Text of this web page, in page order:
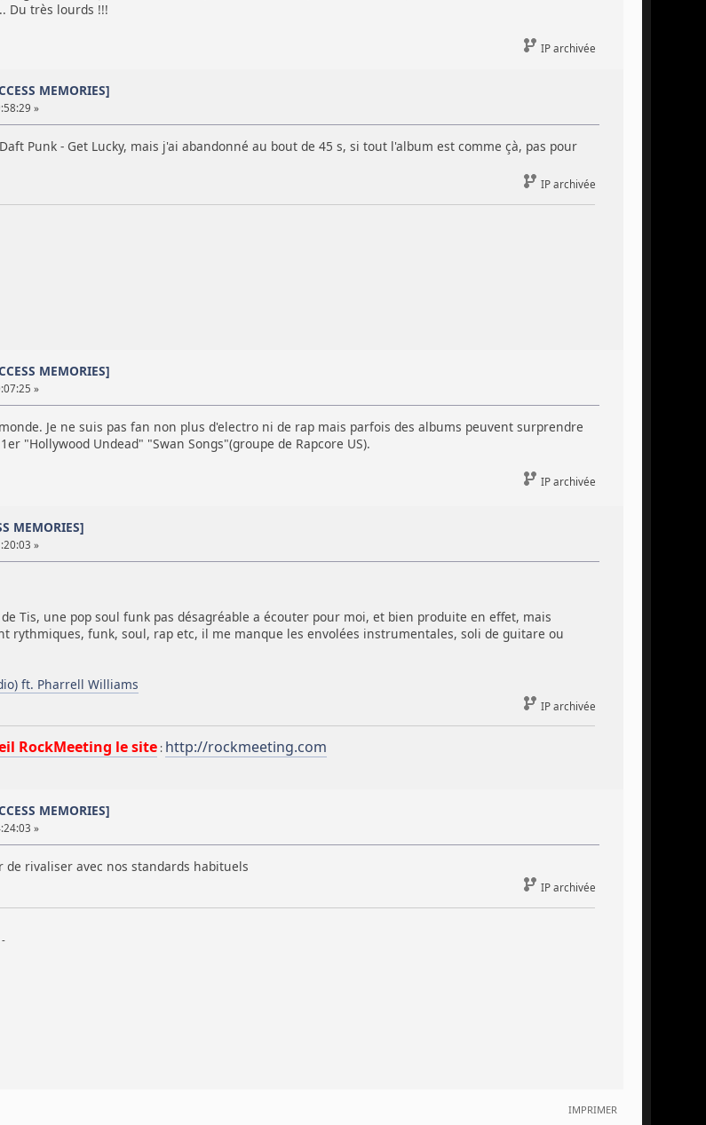
Du très lourds !!!
IP archivée
MEMORIES]
»
Punk - Get Lucky, mais j'ai abandonné au bout de 45 s, si tout l'album est comme çà, pas pour
IP archivée
MEMORIES]
»
Je ne suis pas fan non plus d'electro ni de rap mais parfois des albums peuvent surprendre
"Hollywood Undead" "Swan Songs"(groupe de Rapcore US).
IP archivée
MEMORIES]
»
Tis, une pop soul funk pas désagréable a écouter pour moi, et bien produite en effet, mais
rythmiques, funk, soul, rap etc, il me manque les envolées instrumentales, soli de guitare ou
ft. Pharrell Williams
IP archivée
RockMeeting le site: http://rockmeeting.com
MEMORIES]
»
de rivaliser avec nos standards habituels
IP archivée
IMPRIMER